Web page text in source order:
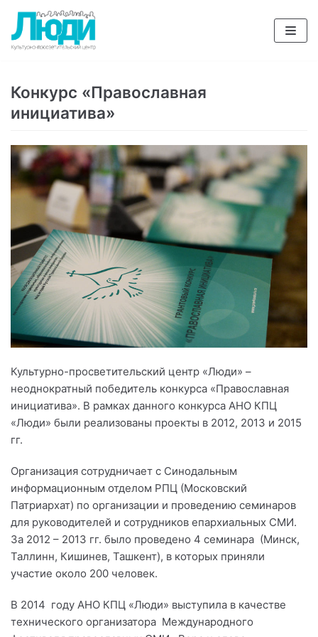
Перейти
к
содержимому
Конкурс «Православная
инициатива»
Культурно-просветительский центр «Люди» –
неоднократный победитель конкурса «Православная
инициатива». В рамках данного конкурса АНО КПЦ
«Люди» были реализованы проекты в 2012, 2013 и 2015
гг.
Организация сотрудничает с Синодальным
информационным отделом РПЦ (Московский
Патриархат) по организации и проведению семинаров
для руководителей и сотрудников епархиальных СМИ.
За 2012 – 2013 гг. было проведено 4 семинара (Минск,
Таллинн, Кишинев, Ташкент), в которых приняли
участие около 200 человек.
В 2014 году АНО КПЦ «Люди» выступила в качестве
технического организатора Международного